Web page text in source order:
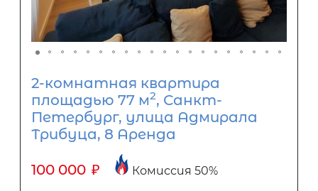
2-комнатная квартира
площадью 77 м2, Санкт-
Петербург, улица Адмирала
Трибуца, 8 Аренда
100 000 ₽ Комиссия 50%